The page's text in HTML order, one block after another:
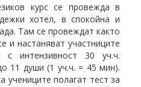
курс се провежда в
хотел, в спокойна и
Там се провеждат както
и настаняват участниците
интензивност 30 уч.ч.
11 души (1 уч.ч. = 45 мин).
учениците полагат тест за